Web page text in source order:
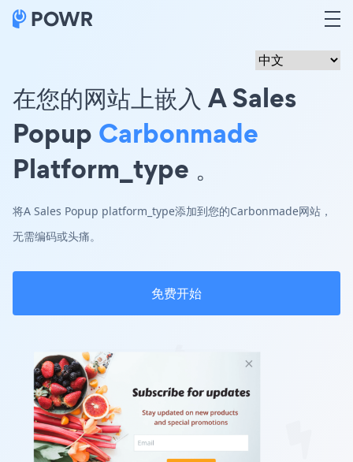
在您的网站上嵌入 A Sales
Popup Carbonmade
Platform_type 。
将A Sales Popup platform_type添加到您的Carbonmade网站，
无需编码或头痛。
免费开始